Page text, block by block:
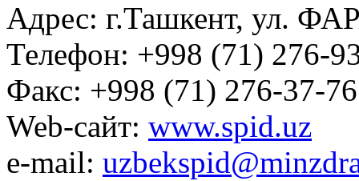
Адрес: г.Ташкент, ул.
Телефон: +998 (71) 276-
Факс: +998 (71) 276-37-76
Web-сайт: www.spid.uz
e-mail: